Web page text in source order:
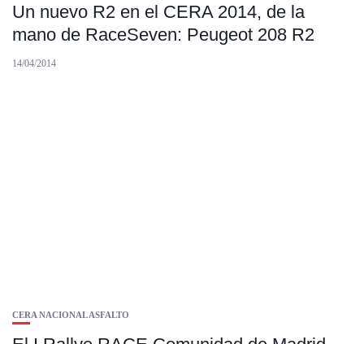
Un nuevo R2 en el CERA 2014, de la
mano de RaceSeven: Peugeot 208 R2
14/04/2014
CERA NACIONAL ASFALTO